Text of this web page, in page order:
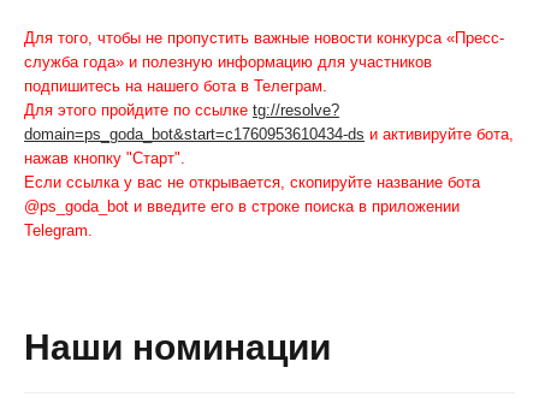
Для того, чтобы не пропустить важные новости конкурса «Пресс-
служба года» и полезную информацию для участников
подпишитесь на нашего бота в Телеграм.
Для этого пройдите по ссылке tg://resolve?
domain=ps_goda_bot&start=c1760953610434-ds и активируйте бота,
нажав кнопку "Старт".
Если ссылка у вас не открывается, скопируйте название бота
@ps_goda_bot и введите его в строке поиска в приложении
Telegram.
Наши номинации